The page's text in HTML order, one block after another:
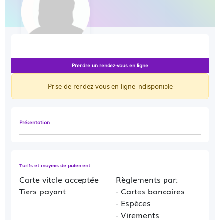
Présentation
Tarifs et moyens de paiement
Carte vitale acceptée
Tiers payant
Règlements par:
- Cartes bancaires
- Espèces
- Virements
Prendre un rendez-vous en ligne
Prise de rendez-vous en ligne indisponible